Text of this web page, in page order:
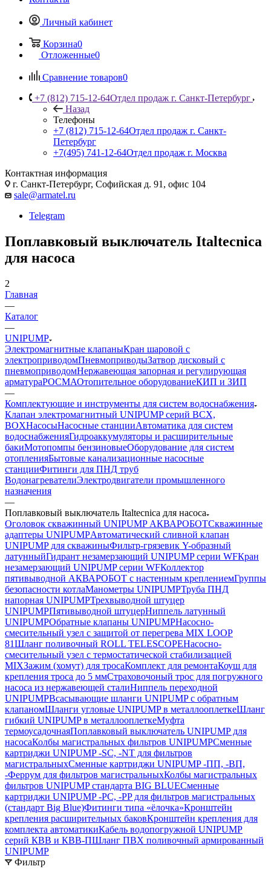
Личный кабинет
Корзина0
Отложенные0
Сравнение товаров0
+7 (812) 715-12-64Отдел продаж г. Санкт-Петербург
Назад
Телефоны
+7 (812) 715-12-64Отдел продаж г. Санкт-
Петербург
+7(495) 741-12-64Отдел продаж г. Москва
Контактная информация
г. Санкт-Петербург, Софийская д. 91, офис 104
sale@armatel.ru
Telegram
Поплавковый выключатель Italtecnica
для насоса
2
Главная
—
Каталог
—
UNIPUMP
Электромагнитные клапаныКран шаровой с
электроприводомПневмоприводыЗатвор дисковый с
пневмоприводомНержавеющая запорная и регулирующая
арматураРОСМАОтопительное оборудованиеКИП и ЗИП
—
Комплектующие и инструменты для систем водоснабжения
Клапан электромагнитный UNIPUMP серий BCX,
BOXНасосыНасосные станцииАвтоматика для систем
водоснабженияГидроаккумуляторы и расширительные
бакиМотопомпы бензиновыеОборудование для систем
отопленияБытовые канализационные насосные
станцииФитинги для ПНД труб
ВодонагревателиЭлектродвигатели промышленного
назначения
—
Поплавковый выключатель Italtecnica для насоса
Оголовок скважинный UNIPUMP АКВАРОБОТСкважинные
адаптеры UNIPUMPАвтоматический сливной клапан
UNIPUMP для скважиныФильтр-грязевик Y-образный
латунныйГидрант незамерзающий UNIPUMP серии WFКран
незамерзающий UNIPUMP серии WFКоллектор
пятивыводной АКВАРОБОТ с настенным креплениемГруппы
безопасности котлаМанометры UNIPUMPТруба ПНД
напорная UNIPUMPТрехвыводной штуцер
UNIPUMPПятивыводной штуцерНиппель латунный
UNIPUMPОбратные клапаны UNIPUMPНасосно-
смесительный узел с защитой от перегрева MIX LOOP
81Шланг поливочный ROLL TELESCOPEНасосно-
смесительный узел с термостатической стабилизацией
MIXЗажим (хомут) для тросаКомплект для ремонтаКоуш для
крепления троса до 5 ммСтраховочоный трос для погружного
насоса из нержавеющей сталиНиппель переходной
UNIPUMPВсасывающие шланги UNIPUMP с обратным
клапаномШланги угловые UNIPUMP в металлооплеткеШланг
гибкий UNIPUMP в металлооплеткеМуфта
термоусадочнаяПоплавковый выключатель UNIPUMP для
насосаКолбы магистральных фильтров UNIPUMPСменные
картриджи UNIPUMP -SC, -NT для фильтров
магистральныхСменные картриджи UNIPUMP -ПП, -ВП,
-Феррум для фильтров магистральныхКолбы магистральных
фильтров UNIPUMP стандарта BIG BLUEСменные
картриджи UNIPUMP -PC, -PP для фильтров магистральных
(стандарт Big Blue)Фитинги типа «ёлочка»Кронштейн
крепления расширительных баковКронштейн крепления для
комплекта автоматикиКабель водопогружной UNIPUMP
серий КВВ и КВВ-ПШланг ПВХ поливочный армированный
UNIPUMP
Фильтр